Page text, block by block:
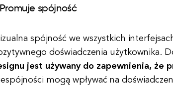
Promuje spójność
spójność we wszystkich
doświadczenia użytkownika.
jest używany do zapewnienia, że
mogą wpływać na